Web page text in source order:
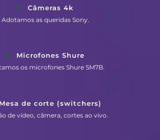
Câmeras 4k
Adotamos as queridas Sony.
Microfones Shure
os microfones Shure SM7B.
Mesa de corte (switchers)
de vídeo, câmera, cortes ao vivo.